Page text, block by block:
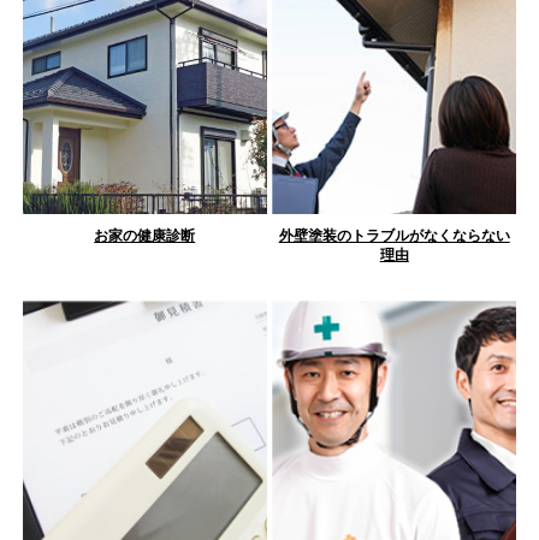
お家の健康診断
外壁塗装のトラブルがなくならない
理由